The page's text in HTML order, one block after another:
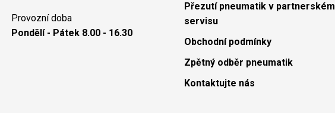
Provozní doba
Pondělí - Pátek 8.00 - 16.30
Přezutí pneumatik v partnerském
servisu
Obchodní podmínky
Zpětný odběr pneumatik
Kontaktujte nás